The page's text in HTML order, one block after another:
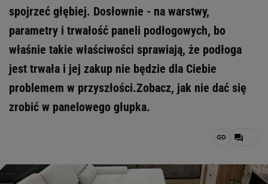
spojrzeć głębiej. Dosłownie - na warstwy,
parametry i trwałość paneli podłogowych, bo
właśnie takie właściwości sprawiają, że podłoga
jest trwała i jej zakup nie będzie dla Ciebie
problemem w przyszłości.Zobacz, jak nie dać się
zrobić w panelowego głupka.